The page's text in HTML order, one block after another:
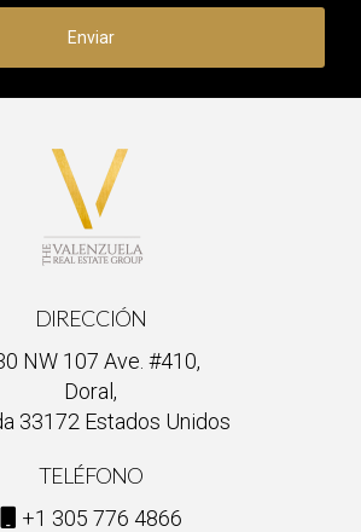
Enviar
DIRECCIÓN
NW 107 Ave. #410,
Doral,
33172 Estados Unidos
TELÉFONO
+1 305 776 4866